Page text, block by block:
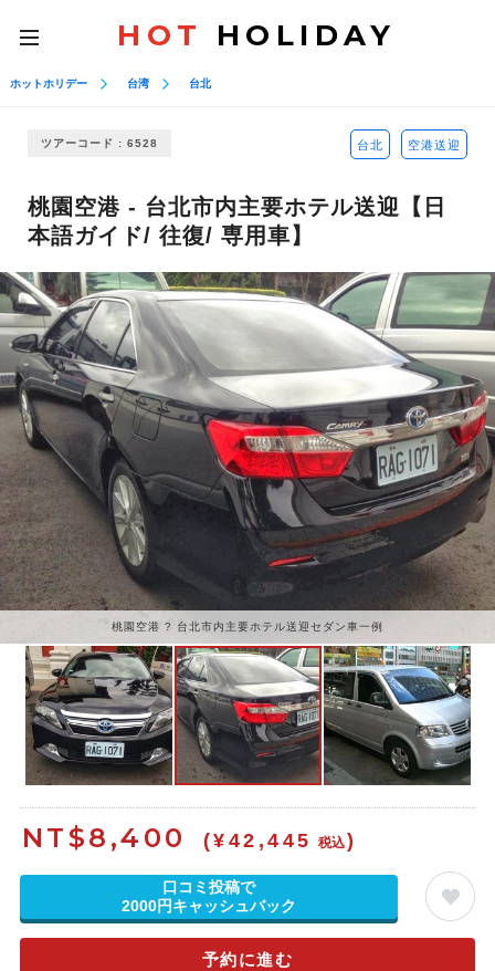
toggle
navigation
HOT HOLIDAY
ホットホリデー 台湾 台北
ツアーコード : 6528 台北 空港送迎
桃園空港 - 台北市内主要ホテル送迎【日
本語ガイド/ 往復/ 専用車】
桃園空港 ? 台北市内主要ホテル送迎セダン車一例
NT$8,400 (¥42,445 税込)
口コミ投稿で
2000円キャッシュバック
予約に進む